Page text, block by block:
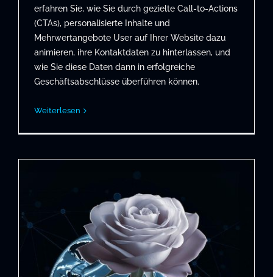
erfahren Sie, wie Sie durch gezielte Call-to-Actions
(CTAs), personalisierte Inhalte und
Mehrwertangebote User auf Ihrer Website dazu
animieren, ihre Kontaktdaten zu hinterlassen, und
wie Sie diese Daten dann in erfolgreiche
Geschäftsabschlüsse überführen können.
Weiterlesen